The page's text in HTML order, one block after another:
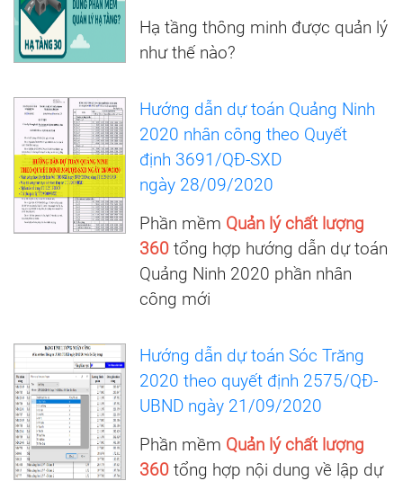
Hạ tầng thông minh được quản lý
như thế nào?
Hướng dẫn dự toán Quảng Ninh
2020 nhân công theo Quyết
định 3691/QĐ-SXD
ngày 28/09/2020
Phần mềm Quản lý chất lượng
360 tổng hợp hướng dẫn dự toán
Quảng Ninh 2020 phần nhân
công mới
Hướng dẫn dự toán Sóc Trăng
2020 theo quyết định 2575/QĐ-
UBND ngày 21/09/2020
Phần mềm Quản lý chất lượng
360 tổng hợp nội dung về lập dự